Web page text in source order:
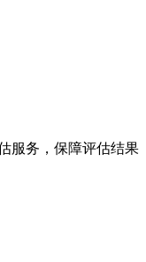
服务，保障评估结果